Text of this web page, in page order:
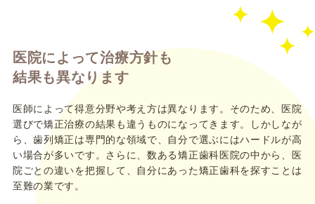
医院によって治療方針も
結果も異なります
医師によって得意分野や考え方は異なります。そのため、医院
選びで矯正治療の結果も違うものになってきます。しかしなが
ら、歯列矯正は専門的な領域で、自分で選ぶにはハードルが高
い場合が多いです。さらに、数ある矯正歯科医院の中から、医
院ごとの違いを把握して、自分にあった矯正歯科を探すことは
至難の業です。